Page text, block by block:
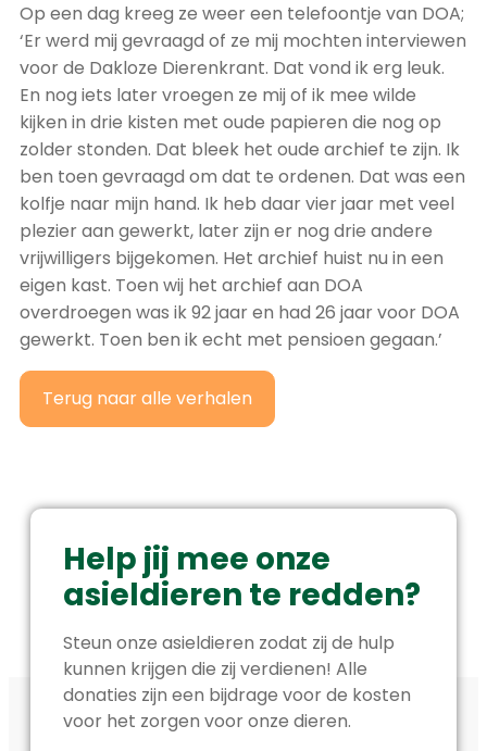
Op een dag kreeg ze weer een telefoontje van DOA;
‘Er werd mij gevraagd of ze mij mochten interviewen
voor de Dakloze Dierenkrant. Dat vond ik erg leuk.
En nog iets later vroegen ze mij of ik mee wilde
kijken in drie kisten met oude papieren die nog op
zolder stonden. Dat bleek het oude archief te zijn. Ik
ben toen gevraagd om dat te ordenen. Dat was een
kolfje naar mijn hand. Ik heb daar vier jaar met veel
plezier aan gewerkt, later zijn er nog drie andere
vrijwilligers bijgekomen. Het archief huist nu in een
eigen kast. Toen wij het archief aan DOA
overdroegen was ik 92 jaar en had 26 jaar voor DOA
gewerkt. Toen ben ik echt met pensioen gegaan.’
Terug naar alle verhalen
Help jij mee onze
asieldieren te redden?
Steun onze asieldieren zodat zij de hulp
kunnen krijgen die zij verdienen! Alle
donaties zijn een bijdrage voor de kosten
voor het zorgen voor onze dieren.